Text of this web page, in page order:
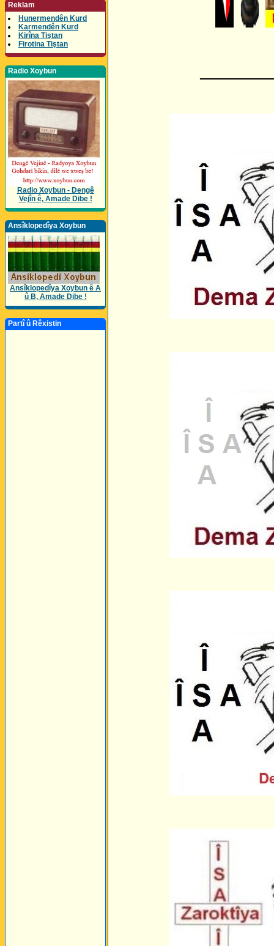
Reklam
Hunermendên Kurd
Karmendên Kurd
Kirîna Tiştan
Firotina Tiştan
Radio Xoybun
Radio Xoybun - Dengê
Vejîn ê, Amade Dibe !
Ansîklopedîya Xoybun
Ansîklopedîya Xoybun ê A
û B, Amade Dibe !
Partî û Rêxistin